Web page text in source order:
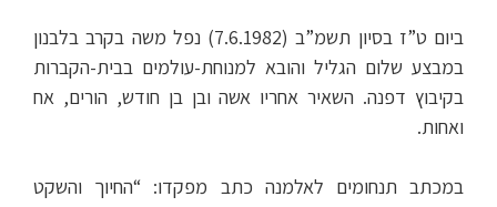
ביום ט”ז בסיון תשמ”ב (7.6.1982) נפל משה בקרב בלבנון
במבצע שלום הגליל והובא למנוחת-עולמים בבית-הקברות
בקיבוץ דפנה. השאיר אחריו אשה ובן בן חודש, הורים, אח
ואחות.
במכתב תנחומים לאלמנה כתב מפקדו: “החיוך והשקט